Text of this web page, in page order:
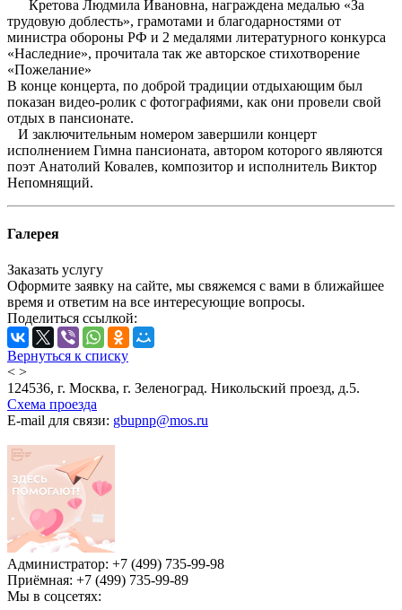
Кретова Людмила Ивановна, награждена медалью «За
трудовую доблесть», грамотами и благодарностями от
министра обороны РФ и 2 медалями литературного конкурса
«Наследние», прочитала так же авторское стихотворение
«Пожелание»
В конце концерта, по доброй традиции отдыхающим был
показан видео-ролик с фотографиями, как они провели свой
отдых в пансионате.
И заключительным номером завершили концерт
исполнением Гимна пансионата, автором которого являются
поэт Анатолий Ковалев, композитор и исполнитель Виктор
Непомнящий.
Галерея
Заказать услугу
Оформите заявку на сайте, мы свяжемся с вами в ближайшее
время и ответим на все интересующие вопросы.
Поделиться ссылкой:
Вернуться к списку
< >
124536, г. Москва, г. Зеленоград. Никольский проезд, д.5.
Схема проезда
E-mail для связи: gbupnp@mos.ru
Администратор: +7 (499) 735-99-98
Приёмная: +7 (499) 735-99-89
Мы в соцсетях: